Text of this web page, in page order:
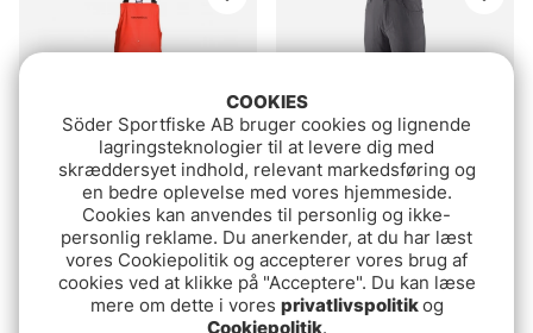
Grundéns Neptune 509
Bib Trouser Orange
639 DKK
Patagonia M's Quandary
Convertible Pants Forge
Grey
1099 DKK
COOKIES
Söder Sportfiske AB bruger cookies og lignende
lagringsteknologier til at levere dig med
skræddersyet indhold, relevant markedsføring og
en bedre oplevelse med vores hjemmeside.
Cookies kan anvendes til personlig og ikke-
personlig reklame. Du anerkender, at du har læst
vores Cookiepolitik og accepterer vores brug af
cookies ved at klikke på "Acceptere". Du kan læse
mere om dette i vores privatlivspolitikog
Cookiepolitik.